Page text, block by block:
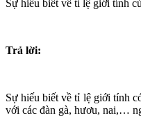
Sự hiểu biết về tỉ lệ giới tính
Trả lời:
Sự hiếu biết về tỉ lệ giới tính
với các đàn gà, hươu, nai,…